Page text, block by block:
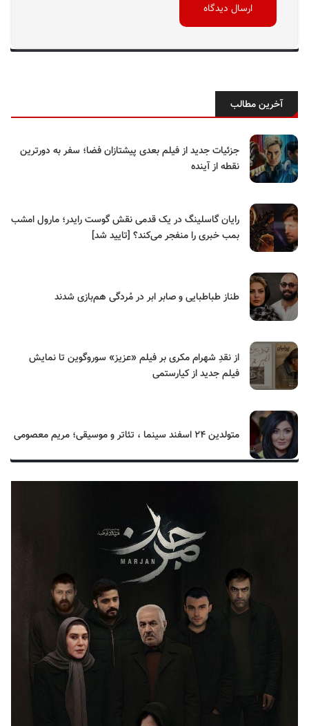
آخرین مطالب
جزئیات جدید از فیلم بعدی پیشتازان فضا؛ سفر به دورترین
نقطه از آینده
رایان گاسلینگ در یک قدمی نقش گوست رایدر؛ مارول امشب
بمب خبری را منفجر می‌کند؟ [تایید شد]
طناز طباطبایی و صابر ابر در مُردگی هم‌بازی شدند
از نقدِ شهرام مکری بر فیلم «عزیز» سوروگوین تا نمایش
فیلم جدید از کیارستمی
متولدین ۲۴ اسفند سینما ، تئاتر و موسیقی؛ مریم معصومی